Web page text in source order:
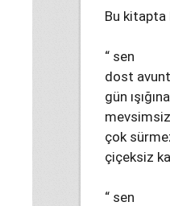
Bu kitapta
“ sen
dost
gün
mevsimsiz
çok
çiçeksiz
“ sen